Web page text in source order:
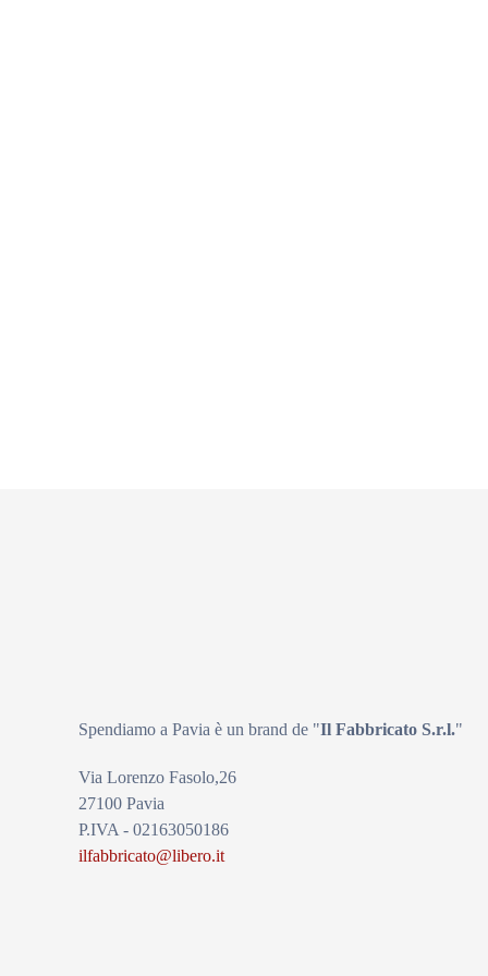
Spendiamo a Pavia è un brand de "Il Fabbricato S.r.l."
Via Lorenzo Fasolo,26
27100 Pavia
P.IVA - 02163050186
ilfabbricato@libero.it